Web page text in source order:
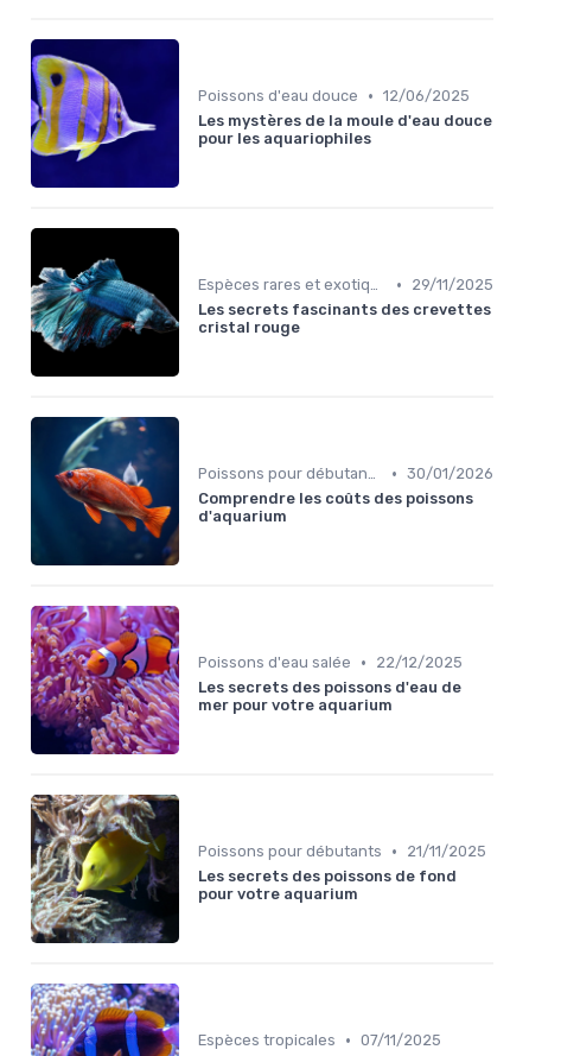
Poissons d'eau douce • 12/06/2025
Les mystères de la moule d'eau douce
pour les aquariophiles
Espèces rares et exotiques •
29/11/2025
Les secrets fascinants des crevettes
cristal rouge
Poissons pour débutants • 30/01/2026
Comprendre les coûts des poissons
d'aquarium
Poissons d'eau salée •
22/12/2025
Les secrets des poissons d'eau de
mer pour votre aquarium
Poissons pour débutants •
21/11/2025
Les secrets des poissons de fond
pour votre aquarium
Espèces tropicales • 07/11/2025